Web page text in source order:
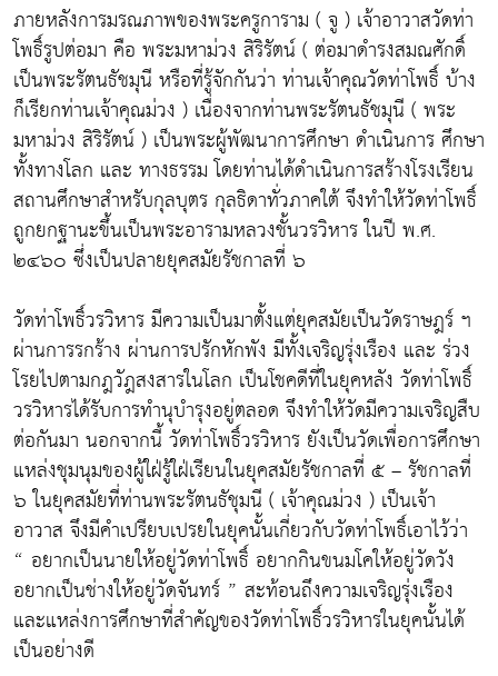
ภายหลังการมรณภาพของพระครูการาม ( จู ) เจ้าอาวาสวัดท่า
โพธิ์รูปต่อมา คือ พระมหาม่วง สิริรัตน์ ( ต่อมาดำรงสมณศักดิ์
เป็นพระรัตนธัชมุนี หรือที่รู้จักกันว่า ท่านเจ้าคุณวัดท่าโพธิ์ บ้าง
ก็เรียกท่านเจ้าคุณม่วง ) เนื่องจากท่านพระรัตนธัชมุนี ( พระ
มหาม่วง สิริรัตน์ ) เป็นพระผู้พัฒนาการศึกษา ดำเนินการ ศึกษา
ทั้งทางโลก และ ทางธรรม โดยท่านได้ดำเนินการสร้างโรงเรียน
สถานศึกษาสำหรับกุลบุตร กุลธิดาทั่วภาคใต้ จึงทำให้วัดท่าโพธิ์
ถูกยกฐานะขึ้นเป็นพระอารามหลวงชั้นวรวิหาร ในปี พ.ศ.
๒๔๖๐ ซึ่งเป็นปลายยุคสมัยรัชกาลที่ ๖
วัดท่าโพธิ์วรวิหาร มีความเป็นมาตั้งแต่ยุคสมัยเป็นวัดราษฎร์ ฯ
ผ่านการรกร้าง ผ่านการปรักหักพัง มีทั้งเจริญรุ่งเรือง และ ร่วง
โรยไปตามกฎวัฎสงสารในโลก เป็นโชคดีที่ในยุคหลัง วัดท่าโพธิ์
วรวิหารได้รับการทำนุบำรุงอยู่ตลอด จึงทำให้วัดมีความเจริญสืบ
ต่อกันมา นอกจากนี้ วัดท่าโพธิ์วรวิหาร ยังเป็นวัดเพื่อการศึกษา
แหล่งชุมนุมของผู้ใฝ่รู้ใฝ่เรียนในยุคสมัยรัชกาลที่ ๕ – รัชกาลที่
๖ ในยุคสมัยที่ท่านพระรัตนธัชุมนี ( เจ้าคุณม่วง ) เป็นเจ้า
อาวาส จึงมีคำเปรียบเปรยในยุคนั้นเกี่ยวกับวัดท่าโพธิ์เอาไว้ว่า
“ อยากเป็นนายให้อยู่วัดท่าโพธิ์ อยากกินขนมโคให้อยู่วัดวัง
อยากเป็นช่างให้อยู่วัดจันทร์ ” สะท้อนถึงความเจริญรุ่งเรือง
และแหล่งการศึกษาที่สำคัญของวัดท่าโพธิ์วรวิหารในยุคนั้นได้
เป็นอย่างดี